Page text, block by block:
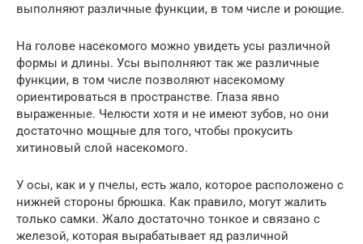
выполняют различные функции, в том числе и роющие.
На голове насекомого можно увидеть усы различной
формы и длины. Усы выполняют так же различные
функции, в том числе позволяют насекомому
ориентироваться в пространстве. Глаза явно
выраженные. Челюсти хотя и не имеют зубов, но они
достаточно мощные для того, чтобы прокусить
хитиновый слой насекомого.
У осы, как и у пчелы, есть жало, которое расположено с
нижней стороны брюшка. Как правило, могут жалить
только самки. Жало достаточно тонкое и связано с
железой, которая вырабатывает яд различной